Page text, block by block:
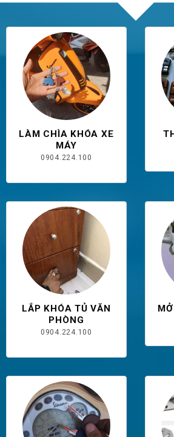
LÀM CHÌA KHÓA XE
MÁY
0904.224.100
LẮP KHÓA TỦ VĂN
PHÒNG
0904.224.100